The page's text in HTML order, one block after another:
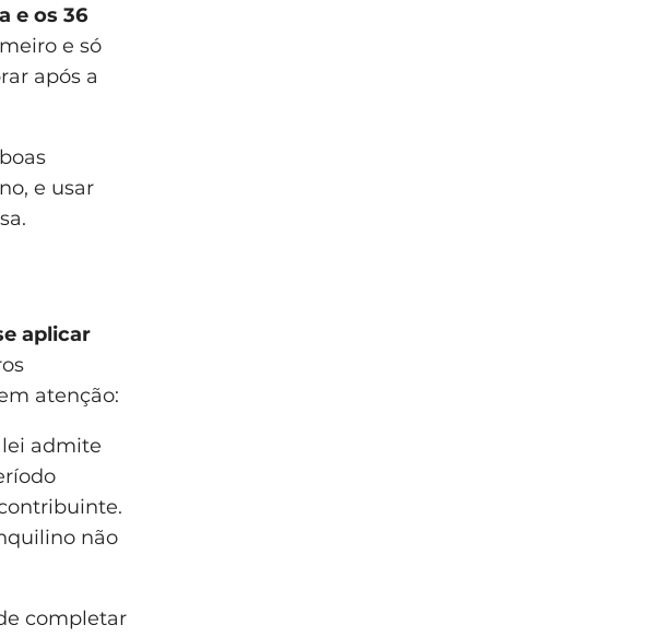
e os 36
e só
após a
e usar
aplicar
atenção:
admite
não
completar